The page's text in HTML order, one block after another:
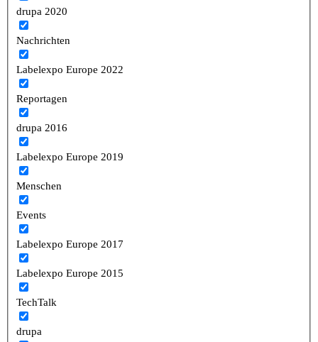
drupa 2020
Nachrichten
Labelexpo Europe 2022
Reportagen
drupa 2016
Labelexpo Europe 2019
Menschen
Events
Labelexpo Europe 2017
Labelexpo Europe 2015
TechTalk
drupa